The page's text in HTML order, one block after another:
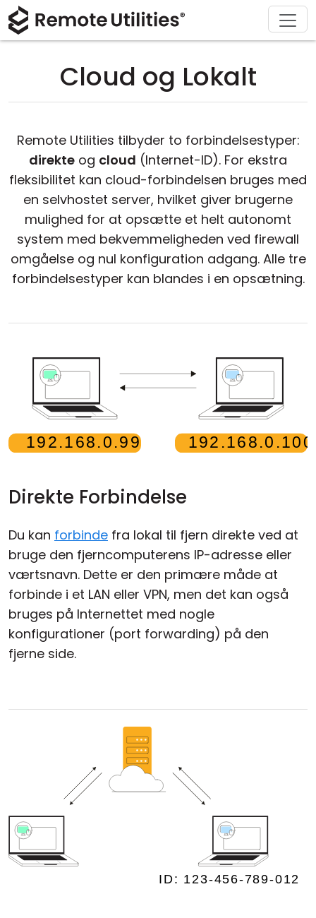
Cloud og Lokalt
Remote Utilities tilbyder to forbindelsestyper:
direkte og cloud (Internet-ID). For ekstra
fleksibilitet kan cloud-forbindelsen bruges med
en selvhostet server, hvilket giver brugerne
mulighed for at opsætte et helt autonomt
system med bekvemmeligheden ved firewall
omgåelse og nul konfiguration adgang. Alle tre
forbindelsestyper kan blandes i en opsætning.
Direkte Forbindelse
Du kan forbinde fra lokal til fjern direkte ved at
bruge den fjerncomputerens IP-adresse eller
værtsnavn. Dette er den primære måde at
forbinde i et LAN eller VPN, men det kan også
bruges på Internettet med nogle
konfigurationer (port forwarding) på den
fjerne side.
Produkt
Sikkerhed
Udgivelsesnoter
Forbindelsesmodes
Uden tilsyn
Active Directory Support
Løsninger
Produktion og Detailhandel
Uddannelse og Offentlig Sektor
Informationsteknologi
Download
iOS/Android
Køb
Licensassistent
Support
Dokumentation
Om
Presseværelse